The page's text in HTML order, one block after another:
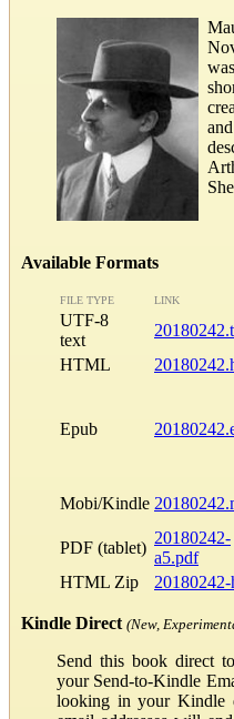
Available Formats
FILE TYPE LINK
UTF-8
text
HTML
Epub
Mobi/Kindle
PDF (tablet)
20180242-
a5.pdf
HTML Zip
Kindle Direct (New,
Send this book direct
your Send-to-Kindle
looking in your Kindle